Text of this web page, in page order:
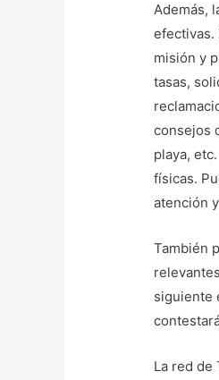
Además,
efectivas.
misión y
tasas,
consejos
playa,
físicas.
atención
También
siguiente
La red de